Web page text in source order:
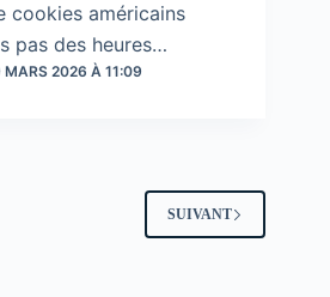
cookies américains
pas des heures…
MARS 2026 À 11:09
SUIVANT